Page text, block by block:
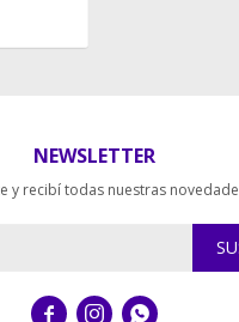
NEWSLETTER
y recibí todas nuestras
  